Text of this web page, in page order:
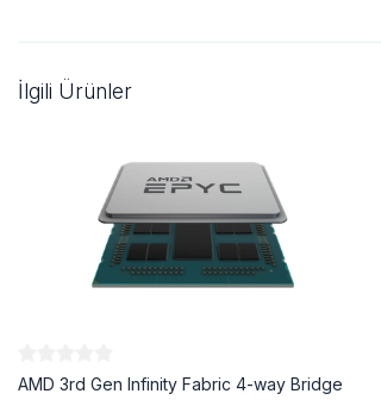
İlgili Ürünler
AMD 3rd Gen Infinity Fabric 4-way Bridge